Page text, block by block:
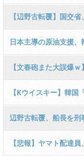
【辺野古転覆】国交
の船長・諸喜田氏は？
日本主導の原油支援
【文春砲また大誤爆
はなく自ら主導して
ｗｗ
【Kウイスキー】韓
出
辺野古転覆、船長を刑
【悲報】ヤマト配達